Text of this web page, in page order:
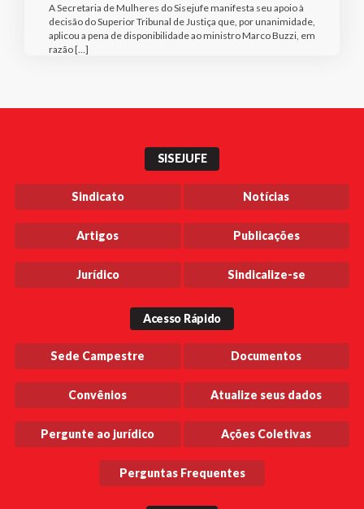
A Secretaria de Mulheres do Sisejufe manifesta seu apoio à
decisão do Superior Tribunal de Justiça que, por unanimidade,
aplicou a pena de disponibilidade ao ministro Marco Buzzi, em
razão […]
SISEJUFE
Sindicato Notícias
Artigos Publicações
Jurídico Sindicalize-se
Acesso Rápido
Sede Campestre Documentos
Convênios Atualize seus dados
Pergunte ao jurídico Ações Coletivas
Perguntas Frequentes